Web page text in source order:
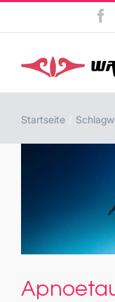
Startseite